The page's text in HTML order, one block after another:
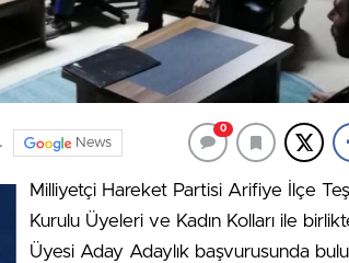
News
0
Milliyetçi Hareket Partisi Arifiye İlçe
Kurulu Üyeleri ve Kadın Kolları ile
Üyesi Aday Adaylık başvurusunda